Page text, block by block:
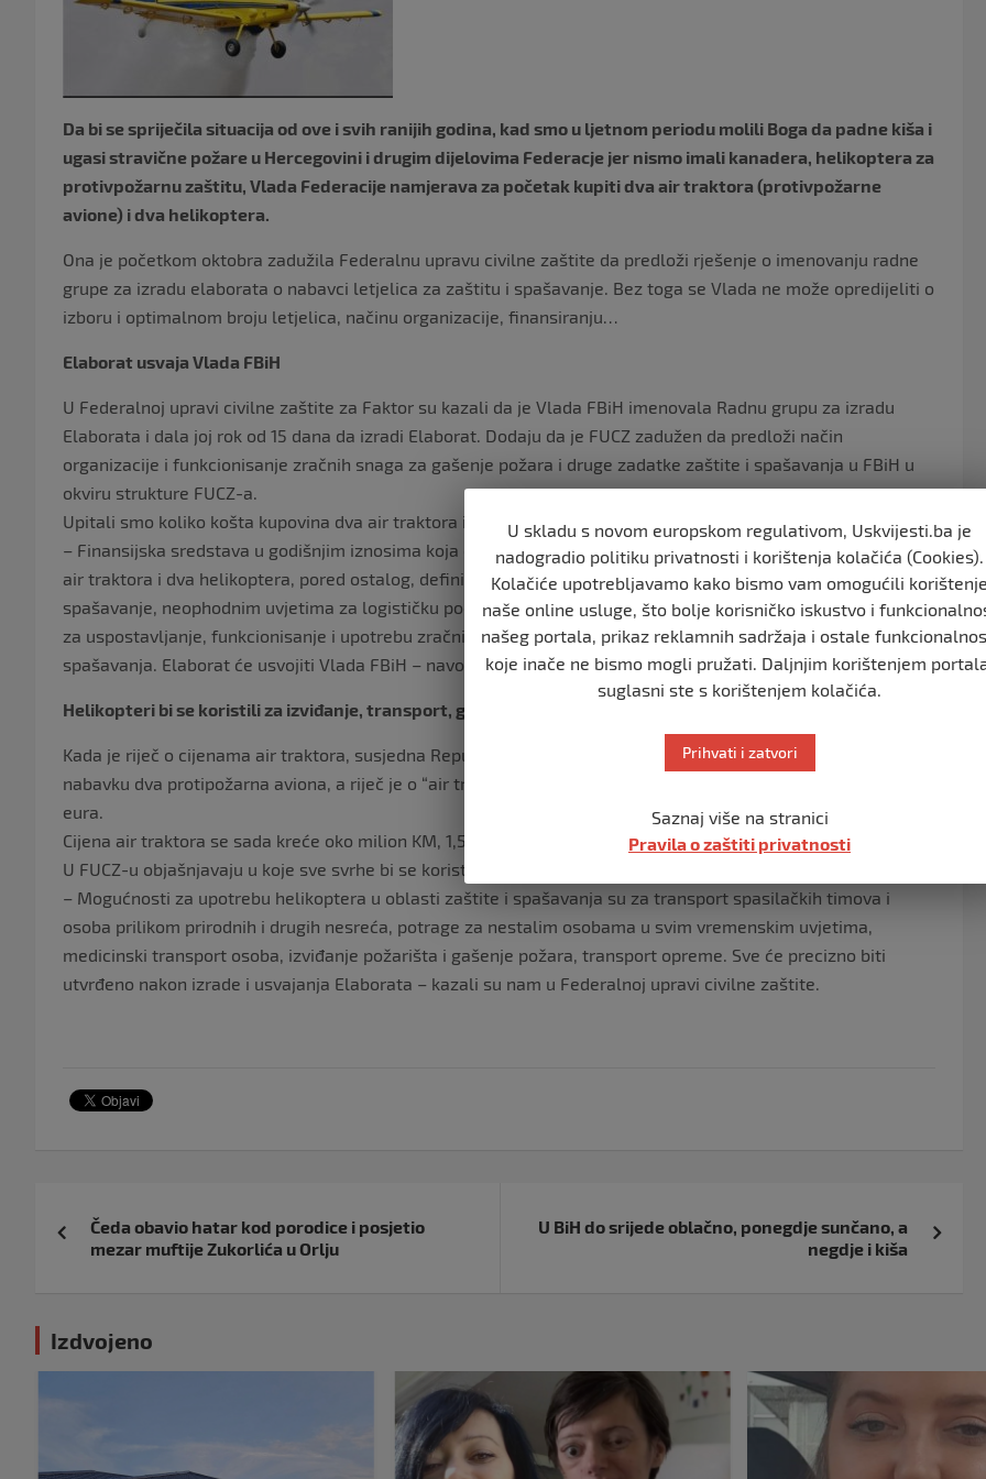
Da bi se spriječila situacija od ove i svih ranijih godina, kad smo u ljetnom periodu molili Boga da padne kiša i
ugasi stravične požare u Hercegovini i drugim dijelovima Federacje jer nismo imali kanadera, helikoptera za
protivpožarnu zaštitu, Vlada Federacije namjerava za početak kupiti dva air traktora (protivpožarne
avione) i dva helikoptera.
Ona je početkom oktobra zadužila Federalnu upravu civilne zaštite da predloži rješenje o imenovanju radne
grupe za izradu elaborata o nabavci letjelica za zaštitu i spašavanje. Bez toga se Vlada ne može opredijeliti o
izboru i optimalnom broju letjelica, načinu organizacije, finansiranju…
Elaborat usvaja Vlada FBiH
U Federalnoj upravi civilne zaštite za Faktor su kazali da je Vlada FBiH imenovala Radnu grupu za izradu
Elaborata i dala joj rok od 15 dana da izradi Elaborat. Dodaju da je FUCZ zadužen da predloži način
organizacije i funkcionisanje zračnih snaga za gašenje požara i druge zadatke zaštite i spašavanja u FBiH u
okviru strukture FUCZ-a.
Upitali smo koliko košta kupovina dva air traktora i dva helikoptera.
– Finansijska sredstava u godišnjim iznosima koja će se osigurati u Budžetu Federacije BiH za kupovinu dva
air traktora i dva helikoptera, pored ostalog, definisat će se Elaboratom o nabavci letjelica za zaštitu i
spašavanje, neophodnim uvjetima za logističku podršku, organizaciju, finansiranje i druga pitanja od značaja
za uspostavljanje, funkcionisanje i upotrebu zračnih snaga za gašenje požara i druge zadatke zaštite i
spašavanja. Elaborat će usvojiti Vlada FBiH – navode nam iz FUCZ-a.
Helikopteri bi se koristili za izviđanje, transport, gašenje požara
Kada je riječ o cijenama air traktora, susjedna Republika Hrvatska je, primjera radi, u 2008. godini godini za
nabavku dva protipožarna aviona, a riječ je o “air tractor AT-802 A fire boss”, platila ukupno 5,05 miliona
eura.
Cijena air traktora se sada kreće oko milion KM, 1,5 miliona KM…
U FUCZ-u objašnjavaju u koje sve svrhe bi se koristili helikopteri.
– Mogućnosti za upotrebu helikoptera u oblasti zaštite i spašavanja su za transport spasilačkih timova i
osoba prilikom prirodnih i drugih nesreća, potrage za nestalim osobama u svim vremenskim uvjetima,
medicinski transport osoba, izviđanje požarišta i gašenje požara, transport opreme. Sve će precizno biti
utvrđeno nakon izrade i usvajanja Elaborata – kazali su nam u Federalnoj upravi civilne zaštite.
objava
Čeda obavio hatar kod porodice i posjetio
mezar muftije Zukorlića u Orlju
U BiH do srijede oblačno, ponegdje sunčano, a
negdje i kiša
Izdvojeno
U skladu s novom europskom regulativom, Uskvijesti.ba je
nadogradio politiku privatnosti i korištenja kolačića (Cookies).
Kolačiće upotrebljavamo kako bismo vam omogućili
naše online usluge, što bolje korisničko iskustvo i
našeg portala, prikaz reklamnih sadržaja i ostale
koje inače ne bismo mogli pružati. Daljnjim korištenjem
suglasni ste s korištenjem kolačića.
Prihvati i zatvori
Saznaj više na stranici
Pravila o zaštiti privatnosti